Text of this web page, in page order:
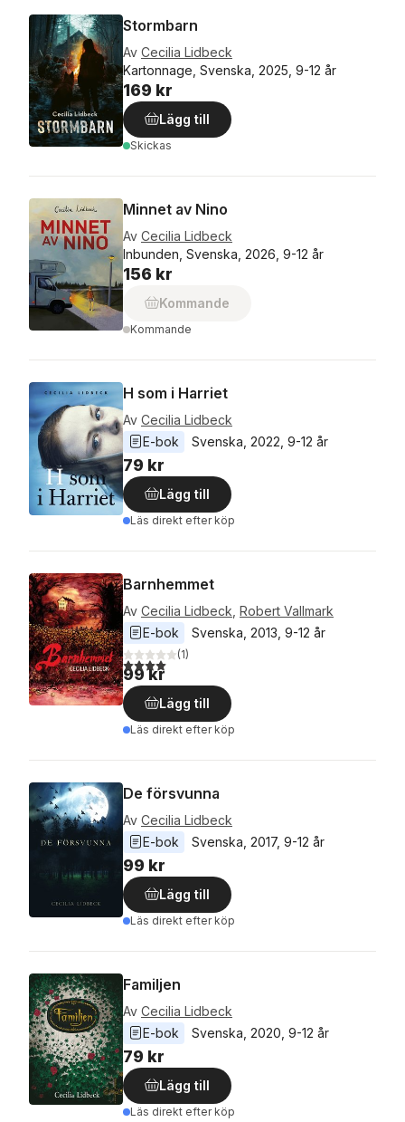
Stormbarn
Av Cecilia Lidbeck
Kartonnage, Svenska, 2025, 9-12 år
169 kr
Lägg till
Skickas
Minnet av Nino
Av Cecilia Lidbeck
Inbunden, Svenska, 2026, 9-12 år
156 kr
Kommande
Kommande
H som i Harriet
Av Cecilia Lidbeck
E-bok
Svenska 2022 9-12 år
79 kr
Lägg till
Läs direkt efter köp
Barnhemmet
Av Cecilia Lidbeck Robert Vallmark
E-bok
Svenska 2013 9-12 år
4,0utav 5 stjärnor. Totalt antal röster:
(1)
99 kr
Lägg till
Läs direkt efter köp
De försvunna
Av Cecilia Lidbeck
E-bok
Svenska 2017, 9-12 år
99 kr
Lägg till
Läs direkt efter köp
Familjen
Av Cecilia Lidbeck
E-bok
Svenska 2020 9-12 år
79 kr
Lägg till
Läs direkt efter köp